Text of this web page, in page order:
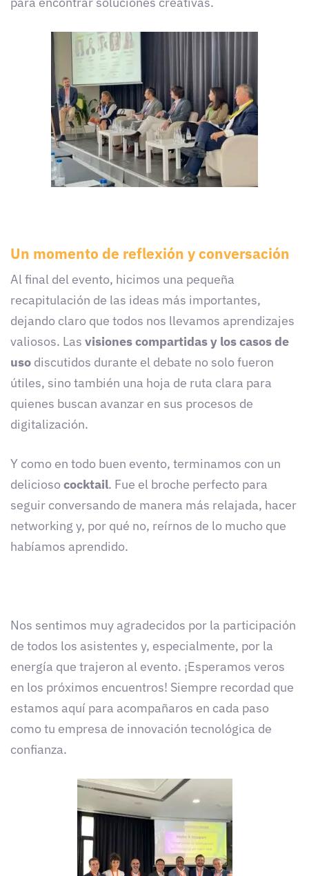
Un momento de reflexión y conversación
Al final del evento, hicimos una pequeña
recapitulación de las ideas más importantes,
dejando claro que todos nos llevamos aprendizajes
valiosos. Las visiones compartidas y los casos de
uso discutidos durante el debate no solo fueron
útiles, sino también una hoja de ruta clara para
quienes buscan avanzar en sus procesos de
digitalización.
Y como en todo buen evento, terminamos con un
deliciosococktail. Fue el broche perfecto para
seguir conversando de manera más relajada, hacer
networking y, por qué no, reírnos de lo mucho que
habíamos aprendido.
Nos sentimos muy agradecidos por la participación
de todos los asistentes y, especialmente, por la
energía que trajeron al evento. ¡Esperamos veros
en los próximos encuentros! Siempre recordad que
estamos aquí para acompañaros en cada paso
como tu empresa de innovación tecnológica de
confianza.